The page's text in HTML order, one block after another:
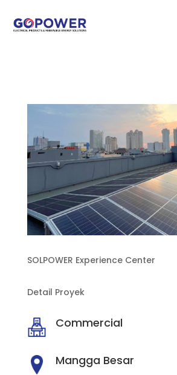
SOLPOWER Experience Center
Detail Proyek
Commercial
Mangga Besar